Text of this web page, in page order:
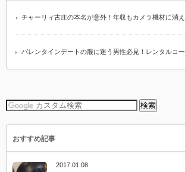
チャーリィ古庄の本名が意外！年収もカメラ機材に消え
バレンタインデートの服に迷う男性必見！レンタルコ
おすすめ記事
2017.01.08